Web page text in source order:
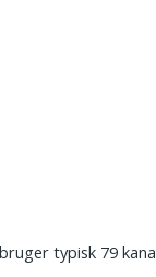
typisk 79